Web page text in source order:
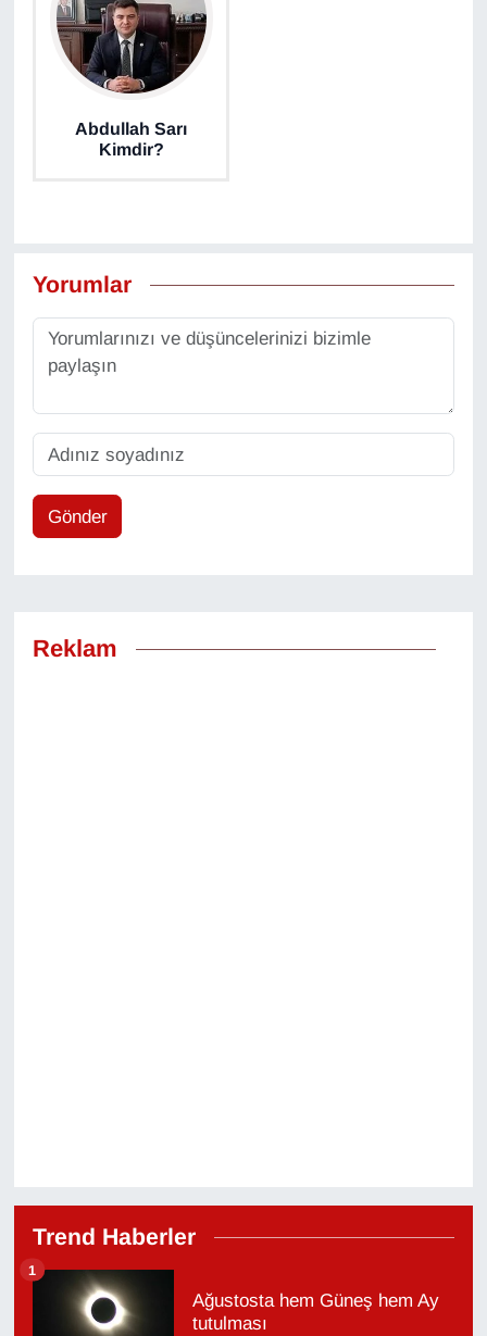
Abdullah Sarı
Kimdir?
Yorumlar
Gönder
Reklam
Trend Haberler
Ağustosta hem Güneş hem Ay
tutulması
1